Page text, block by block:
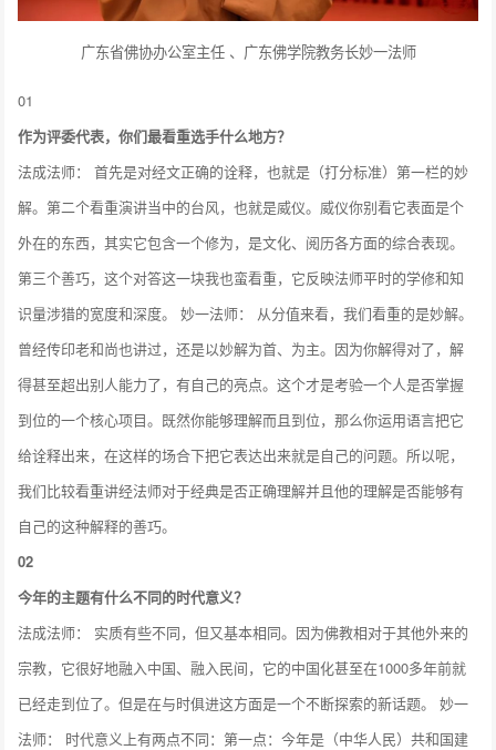
广东省佛协办公室主任 、广东佛学院教务长妙一法师
01
作为评委代表，你们最看重选手什么地方？
法成法师： 首先是对经文正确的诠释，也就是（打分标准）第一栏的妙
解。第二个看重演讲当中的台风，也就是威仪。威仪你别看它表面是个
外在的东西，其实它包含一个修为，是文化、阅历各方面的综合表现。
第三个善巧，这个对答这一块我也蛮看重，它反映法师平时的学修和知
识量涉猎的宽度和深度。 妙一法师： 从分值来看，我们看重的是妙解。
曾经传印老和尚也讲过，还是以妙解为首、为主。因为你解得对了，解
得甚至超出别人能力了，有自己的亮点。这个才是考验一个人是否掌握
到位的一个核心项目。既然你能够理解而且到位，那么你运用语言把它
给诠释出来，在这样的场合下把它表达出来就是自己的问题。所以呢，
我们比较看重讲经法师对于经典是否正确理解并且他的理解是否能够有
自己的这种解释的善巧。
02
今年的主题有什么不同的时代意义？
法成法师： 实质有些不同，但又基本相同。因为佛教相对于其他外来的
宗教，它很好地融入中国、融入民间，它的中国化甚至在1000多年前就
已经走到位了。但是在与时俱进这方面是一个不断探索的新话题。 妙一
法师： 时代意义上有两点不同：第一点：今年是（中华人民）共和国建